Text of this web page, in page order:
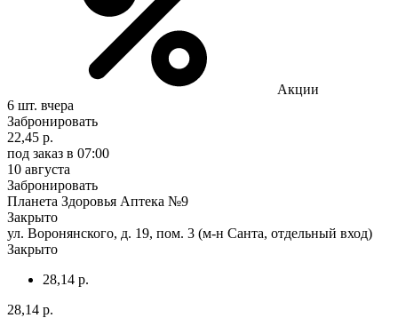
Акции
6 шт. вчера
Забронировать
22,45 р.
под заказ в 07:00
10 августа
Забронировать
Планета Здоровья Аптека №9
Закрыто
ул. Воронянского, д. 19, пом. 3 (м-н Санта, отдельный вход)
Закрыто
28,14 р.
28,14 р.